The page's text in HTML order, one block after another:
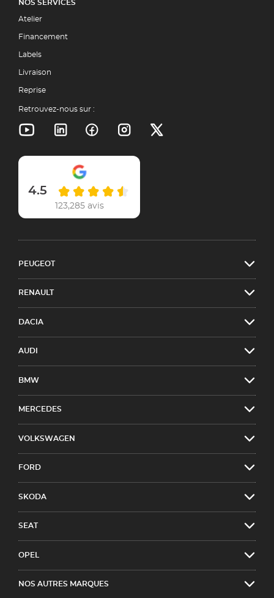
NOS SERVICES
Atelier
Financement
Labels
Livraison
Reprise
Retrouvez-nous sur :
4.5
123,285 avis
PEUGEOT
RENAULT
DACIA
AUDI
BMW
MERCEDES
VOLKSWAGEN
FORD
SKODA
SEAT
OPEL
NOS AUTRES MARQUES